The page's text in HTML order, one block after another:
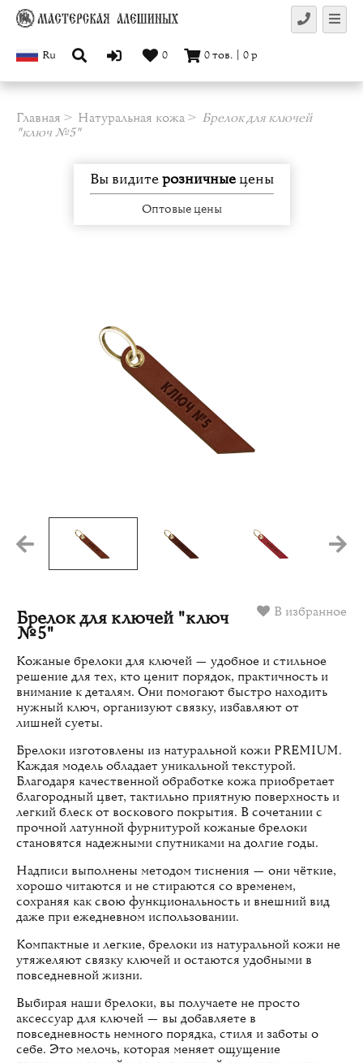
Ru 0 0тов. 0р
Главная Натуральная кожа
Брелок для ключей
"ключ №5"
Вы видитерозничныецены
Оптовые цены
В избранное
Брелок для ключей "ключ
№5"
Кожаные брелоки для ключей — удобное и стильное
решение для тех, кто ценит порядок, практичность и
внимание к деталям. Они помогают быстро находить
нужный ключ, организуют связку, избавляют от
лишней суеты.
Брелоки изготовлены из натуральной кожи PREMIUM.
Каждая модель обладает уникальной текстурой.
Благодаря качественной обработке кожа приобретает
благородный цвет, тактильно приятную поверхность и
легкий блеск от воскового покрытия. В сочетании с
прочной латунной фурнитурой кожаные брелоки
становятся надежными спутниками на долгие годы.
Надписи выполнены методом тиснения — они чёткие,
хорошо читаются и не стираются со временем,
сохраняя как свою функциональность и внешний вид
даже при ежедневном использовании.
Компактные и легкие, брелоки из натуральной кожи не
утяжеляют связку ключей и остаются удобными в
повседневной жизни.
Выбирая наши брелоки, вы получаете не просто
аксессуар для ключей — вы добавляете в
повседневность немного порядка, стиля и заботы о
себе. Это мелочь, которая меняет ощущение